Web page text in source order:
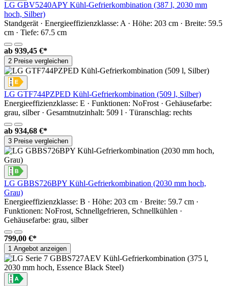
LG GBV5240APY Kühl-Gefrierkombination (387 l, 2030 mm
hoch, Silber)
Standgerät · Energieeffizienzklasse: A · Höhe: 203 cm · Breite: 59.5
cm · Tiefe: 67.5 cm
ab 939,45 €*
2 Preise vergleichen
LG GTF744PZPED Kühl-Gefrierkombination (509 l, Silber)
Energieeffizienzklasse: E · Funktionen: NoFrost · Gehäusefarbe:
grau, silber · Gesamtnutzinhalt: 509 l · Türanschlag: rechts
ab 934,68 €*
3 Preise vergleichen
LG GBBS726BPY Kühl-Gefrierkombination (2030 mm hoch,
Grau)
Energieeffizienzklasse: B · Höhe: 203 cm · Breite: 59.7 cm ·
Funktionen: NoFrost, Schnellgefrieren, Schnellkühlen ·
Gehäusefarbe: grau, silber
799,00 €*
1 Angebot anzeigen